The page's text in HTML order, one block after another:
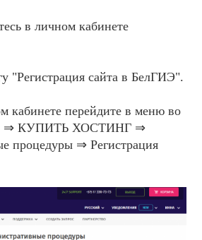
в личном кабинете
"Регистрация сайта в БелГИЭ".
кабинете перейдите в меню во
⇒ КУПИТЬ ХОСТИНГ ⇒
процедуры ⇒ Регистрация